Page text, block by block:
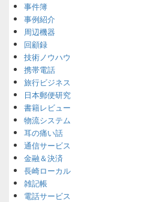
事件簿
事例紹介
周辺機器
回顧録
技術ノウハウ
携帯電話
旅行ビジネス
日本郵便研究
書籍レビュー
物流システム
耳の痛い話
通信サービス
金融＆決済
長崎ローカル
雑記帳
電話サービス